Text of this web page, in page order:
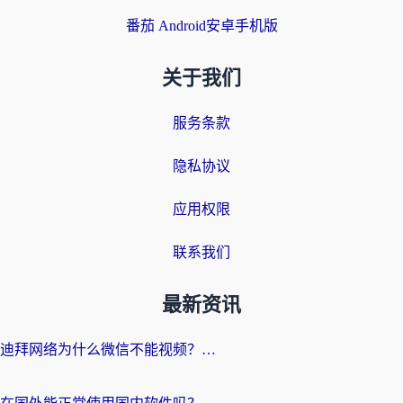
番茄 Android安卓手机版
关于我们
服务条款
隐私协议
应用权限
联系我们
最新资讯
迪拜网络为什么微信不能视频？海外党必看的回国加速全攻略